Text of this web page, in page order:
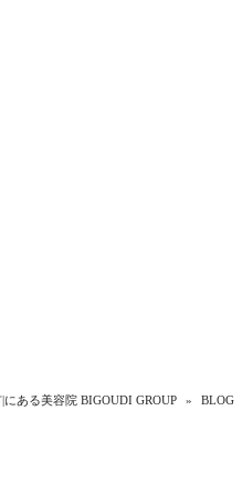
ある美容院 BIGOUDI GROUP » BLOG